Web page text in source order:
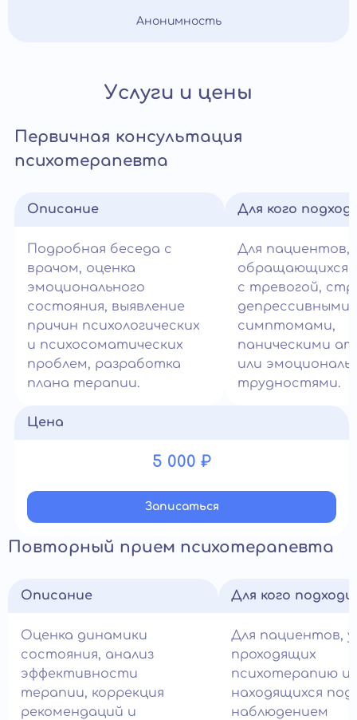
Анонимность
Услуги и цены
Первичная консультация
психотерапевта
Описание
Подробная беседа с
врачом, оценка
эмоционального
состояния, выявление
причин психологических
и психосоматических
проблем, разработка
плана терапии.
Для кого
Для пациентов,
обращающихся
с тревогой,
депрессивными
симптомами,
паническими
или
трудностями.
Цена
5 000 ₽
Записатьcя
Повторный прием психотерапевта
Описание
Оценка динамики
состояния, анализ
эффективности
терапии, коррекция
рекомендаций и
Для кого
Для пациентов,
проходящих
психотерапию
находящихся под
наблюдением